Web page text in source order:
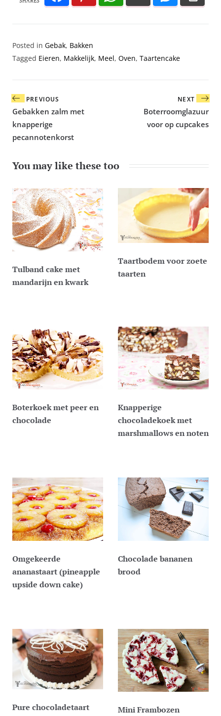
Posted in Gebak, Bakken
Tagged Eieren, Makkelijk, Meel, Oven, Taartencake
Bericht
navigatie
PREVIOUS
Gebakken zalm met
knapperige
pecannotenkorst
NEXT
Boterroomglazuur
voor op cupcakes
You may like these too
Tulband cake met
mandarijn en kwark
Taartbodem voor zoete
taarten
Boterkoek met peer en
chocolade
Knapperige
chocoladekoek met
marshmallows en noten
Omgekeerde
ananastaart (pineapple
upside down cake)
Chocolade bananen
brood
Pure chocoladetaart
Mini Frambozen